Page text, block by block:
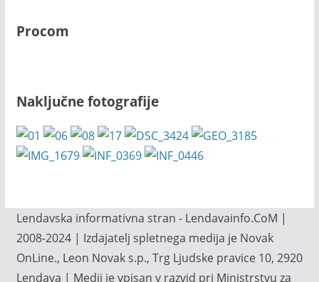
Procom
Naključne fotografije
Lendavska informativna stran - Lendavainfo.CoM |
2008-2024 | Izdajatelj spletnega medija je Novak
OnLine., Leon Novak s.p., Trg Ljudske pravice 10, 2920
Lendava | Medij je vpisan v razvid pri Ministrstvu za